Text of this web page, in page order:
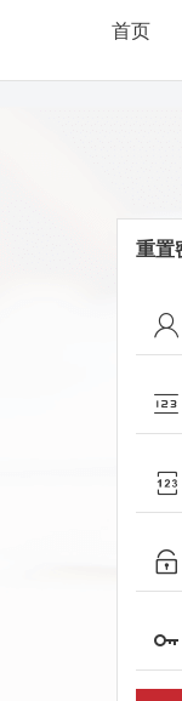
首页
重置